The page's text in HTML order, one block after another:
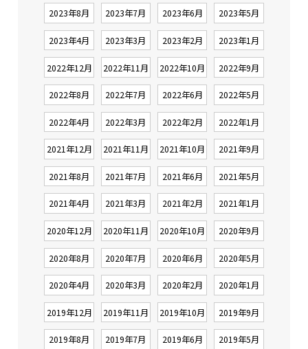
2023年8月 2023年7月 2023年6月 2023年5月
2023年4月 2023年3月 2023年2月 2023年1月
2022年12月 2022年11月 2022年10月 2022年9月
2022年8月 2022年7月 2022年6月 2022年5月
2022年4月 2022年3月 2022年2月 2022年1月
2021年12月 2021年11月 2021年10月 2021年9月
2021年8月 2021年7月 2021年6月 2021年5月
2021年4月 2021年3月 2021年2月 2021年1月
2020年12月 2020年11月 2020年10月 2020年9月
2020年8月 2020年7月 2020年6月 2020年5月
2020年4月 2020年3月 2020年2月 2020年1月
2019年12月 2019年11月 2019年10月 2019年9月
2019年8月 2019年7月 2019年6月 2019年5月